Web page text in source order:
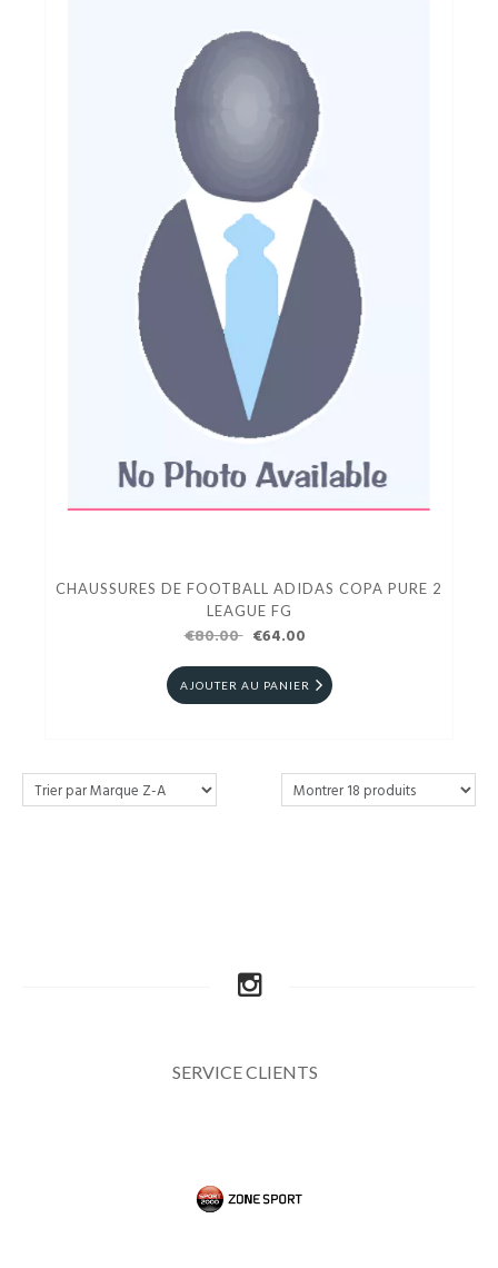
CHAUSSURES DE FOOTBALL ADIDAS COPA PURE 2
LEAGUE FG
€80.00 €64.00
AJOUTER AU PANIER
SERVICE CLIENTS